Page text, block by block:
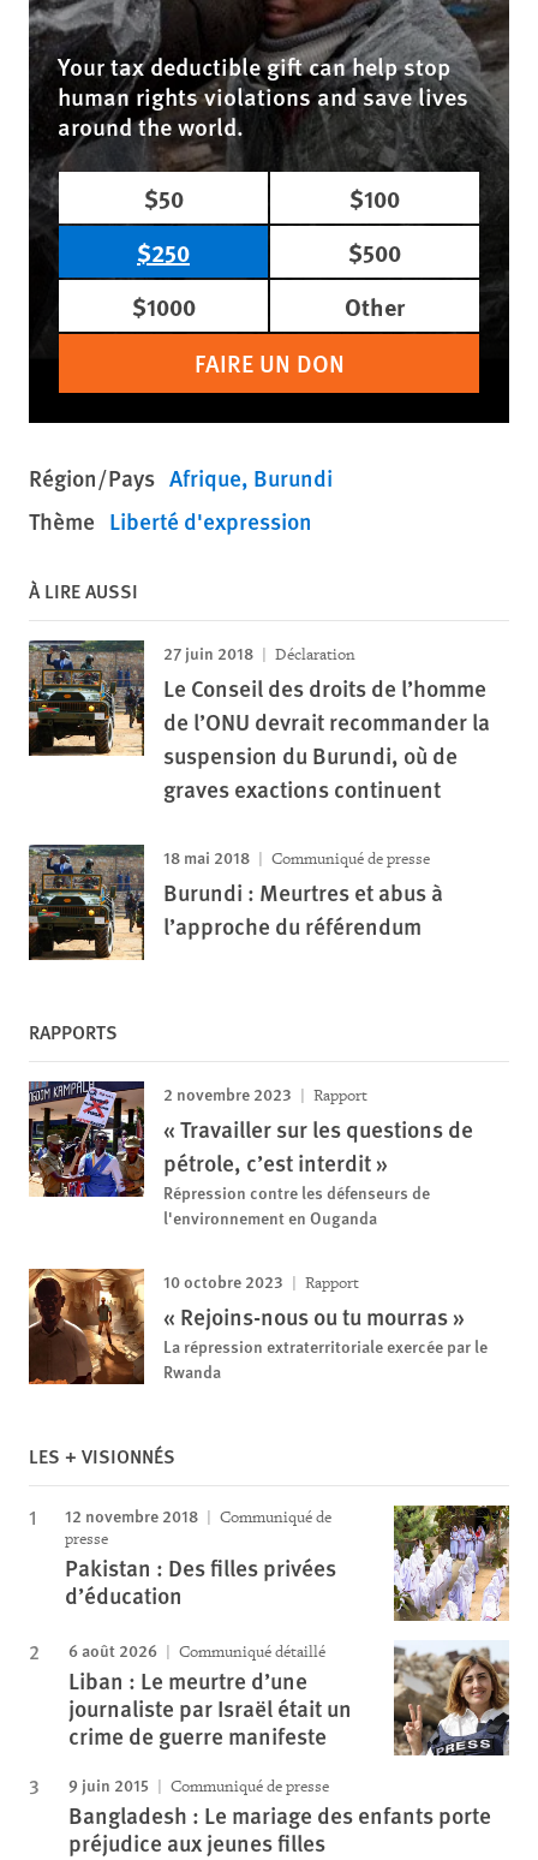
Your tax deductible gift can help stop
human rights violations and save lives
around the world.
$50
$100
$250
$500
$1000
Other
FAIRE UN DON
Région/Pays Afrique Burundi
Thème Liberté d'expression
À LIRE AUSSI
27 juin 2018 Déclaration
Le Conseil des droits de l’homme
de l’ONU devrait recommander la
suspension du Burundi, où de
graves exactions continuent
18 mai 2018 Communiqué de presse
Burundi : Meurtres et abus à
l’approche du référendum
RAPPORTS
2 novembre 2023 Rapport
« Travailler sur les questions de
pétrole, c’est interdit »
Répression contre les défenseurs de
l'environnement en Ouganda
10 octobre 2023 Rapport
« Rejoins-nous ou tu mourras »
La répression extraterritoriale exercée par le
Rwanda
LES + VISIONNÉS
12 novembre 2018
Communiqué de
presse
Pakistan : Des filles privées
d’éducation
6 août 2026 Communiqué détaillé
Liban : Le meurtre d’une
journaliste par Israël était un
crime de guerre manifeste
9 juin 2015 Communiqué de presse
Bangladesh : Le mariage des enfants porte
préjudice aux jeunes filles